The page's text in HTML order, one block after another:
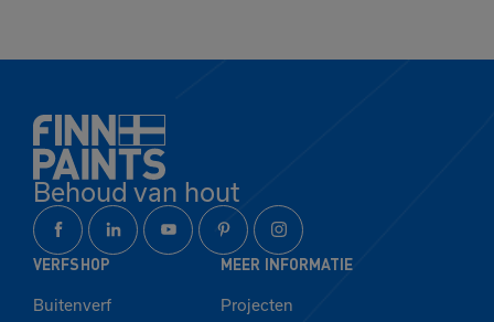
Behoud van hout
VERFSHOP
Buitenverf
MEER INFORMATIE
Projecten
favorieten